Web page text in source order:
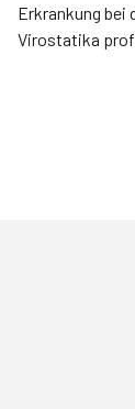
Erkrankung bei
Virostatika